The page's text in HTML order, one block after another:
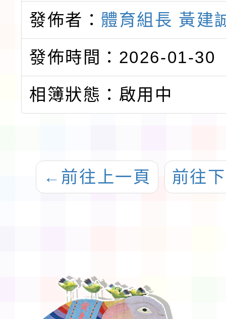
發佈者： 體育組長 黃建
發佈時間：2026-01-30
相簿狀態：啟用中
← 前往上一頁 前往